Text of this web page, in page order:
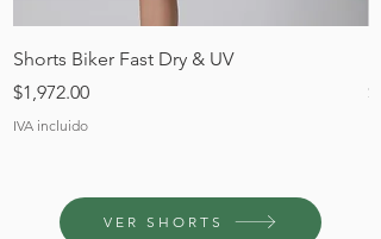
Shorts Biker Fast Dry & UV
Precio
$1,972.00
IVA incluido
VER SHORTS